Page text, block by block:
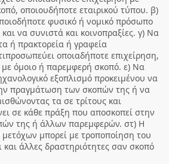
οποιουδήποτε εταιρικού τύπου. β)
φυσικό ή νομικό πρόσωπο
να συνιστά και κοινοπραξίες. γ) Να
ή πρακτορεία ή γραφεία
οποιαδήποτε επιχείρηση,
όμοιο ή παρεμφερή σκοπό. ε) Να
εξοπλισμό προκειμένου να
πραγμάτωση των σκοπών της ή να
τα σε τρίτους και
σε κάθε πράξη που αποσκοπεί στην
της ή άλλων παρεμφερών. στ) Η
μπορεί με τροποποίηση του
και άλλες δραστηριότητες σαν σκοπό